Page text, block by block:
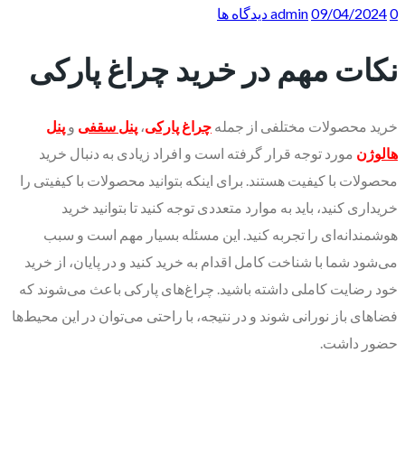
admin09/04/20240 دیدگاه ها
نکات مهم در خرید چراغ پارکی
خرید محصولات مختلفی از جمله چراغ پارکی، پنل سقفی و پنل
هالوژن مورد توجه قرار گرفته است و افراد زیادی به دنبال خرید
محصولات با کیفیت هستند. برای اینکه بتوانید محصولات با کیفیتی را
خریداری کنید، باید به موارد متعددی توجه کنید تا بتوانید خرید
هوشمندانه‌ای را تجربه کنید. این مسئله بسیار مهم است و سبب
می‌شود شما با شناخت کامل اقدام به خرید کنید و در پایان، از خرید
خود رضایت کاملی داشته باشید. چراغ‌های پارکی باعث می‌شوند که
فضاهای باز نورانی شوند و در نتیجه، با راحتی می‌توان در این محیط‌ها
حضور داشت.